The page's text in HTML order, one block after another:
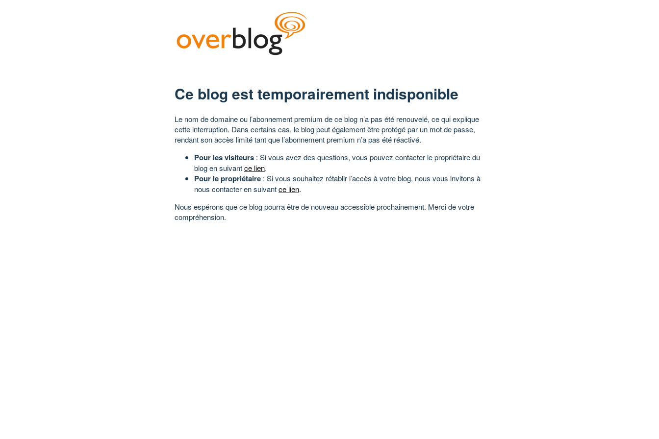
Ce blog est temporairement indisponible
Le nom de domaine ou l’abonnement premium de ce blog n’a pas été renouvelé, ce qui explique
cette interruption. Dans certains cas, le blog peut également être protégé par un mot de passe,
rendant son accès limité tant que l’abonnement premium n’a pas été réactivé.
Pour les visiteurs : Si vous avez des questions, vous pouvez contacter le propriétaire du
blog en suivantce lien.
Pour le propriétaire : Si vous souhaitez rétablir l’accès à votre blog, nous vous invitons à
nous contacter en suivantce lien.
Nous espérons que ce blog pourra être de nouveau accessible prochainement. Merci de votre
compréhension.